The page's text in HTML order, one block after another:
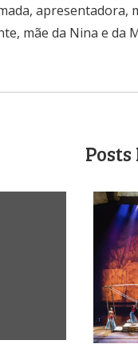
apresentadora,
mãe da Nina e da